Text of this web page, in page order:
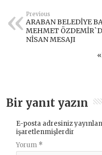
Previous
ARABAN BELEDİYE
MEHMET
NİSAN MESAJI
Bir yanıt yazın
E-posta adresiniz
işaretlenmişlerdir
Yorum *